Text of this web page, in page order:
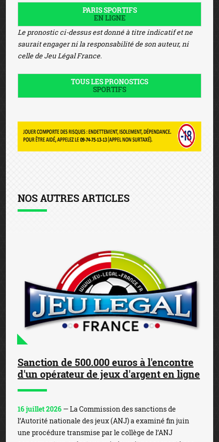
PARIS SPORTIFS
EN LIGNE
Le pronostic ci-dessus est donné à titre indicatif et ne
saurait engager ni la responsabilité de son auteur, ni
celle de Jeu Légal France.
TOUS LES PRONOSTICS
SPORTIFS
NOS AUTRES ARTICLES
Sanction de 500.000 euros à l'encontre
d'un opérateur de jeux d'argent en ligne
16 juillet 2026 — La Commission des sanctions de
l’Autorité nationale des jeux (ANJ) a examiné fin juin
une procédure transmise par le collège de l’ANJ